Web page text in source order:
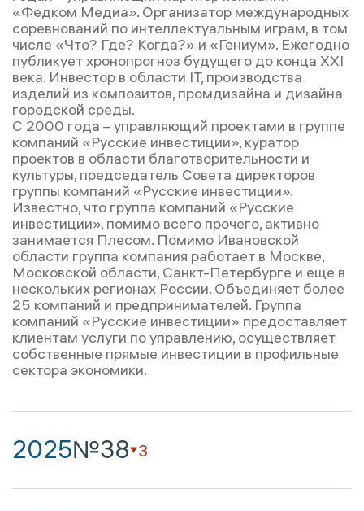
«Федком Медиа». Организатор международных
соревнований по интеллектуальным играм, в том
числе «Что? Где? Когда?» и «Гениум». Ежегодно
публикует хронопрогноз будущего до конца XXI
века. Инвестор в области IT, производства
изделий из композитов, промдизайна и дизайна
городской среды.
С 2000 года – управляющий проектами в группе
компаний «Русские инвестиции», куратор
проектов в области благотворительности и
культуры, председатель Совета директоров
группы компаний «Русские инвестиции».
Известно, что группа компаний «Русские
инвестиции», помимо всего прочего, активно
занимается Плесом. Помимо Ивановской
области группа компания работает в Москве,
Московской области, Санкт-Петербурге и еще в
нескольких регионах России. Объединяет более
25 компаний и предпринимателей. Группа
компаний «Русские инвестиции» предоставляет
клиентам услуги по управлению, осуществляет
собственные прямые инвестиции в профильные
сектора экономики.
2025№38 3